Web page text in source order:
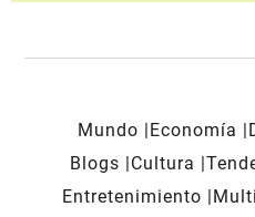
Mundo Economía
Blogs
Cultura
Entretenimiento